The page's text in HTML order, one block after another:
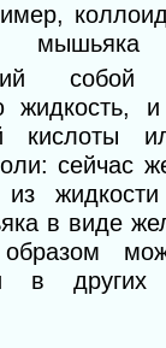
собой
жидкость,
кислоты
сейчас
жидкости
в виде
в других